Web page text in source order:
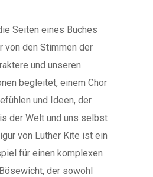
Seiten eines Buches
von den Stimmen der
und unseren
begleitet, einem Chor
und Ideen, der
der Welt und uns selbst
von Luther Kite ist ein
für einen komplexen
der sowohl